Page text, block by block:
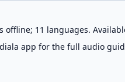
11 languages.
app for the full audio